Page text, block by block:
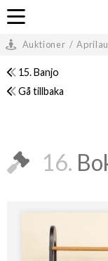
Auktioner /
15. Banjo
Gå tillbaka
16.